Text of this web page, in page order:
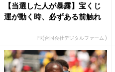
【当選した人が暴露】宝くじ
運が動く時、必ずある前触れ
PR(合同会社デジタルファーム )